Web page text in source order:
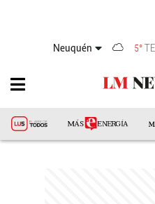
Neuquén 5°